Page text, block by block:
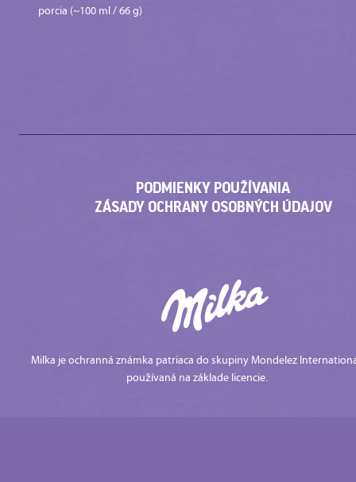
porcia (~100 ml / 66 g)
PODMIENKY POUŽÍVANIA
ZÁSADY OCHRANY OSOBNÝCH ÚDAJOV
Milka je ochranná známka patriaca do skupiny Mondelez
používaná na základe licencie.